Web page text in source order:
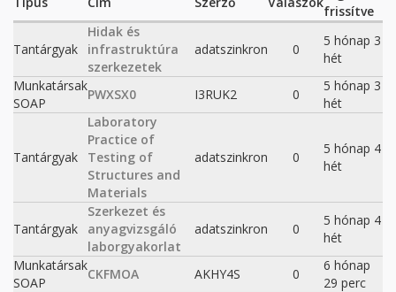
frissítve
Tantárgyak
Hidak és
infrastruktúra
szerkezetek
adatszinkron 0
5 hónap 3
hét
Munkatársak
SOAP
PWXSX0 I3RUK2 0
5 hónap 3
hét
Tantárgyak
Laboratory
Practice of
Testing of
Structures and
Materials
adatszinkron 0
5 hónap 4
hét
Tantárgyak
Szerkezet és
anyagvizsgáló
laborgyakorlat
adatszinkron 0
5 hónap 4
hét
Munkatársak
SOAP
CKFMOA AKHY4S 0
6 hónap
29 perc